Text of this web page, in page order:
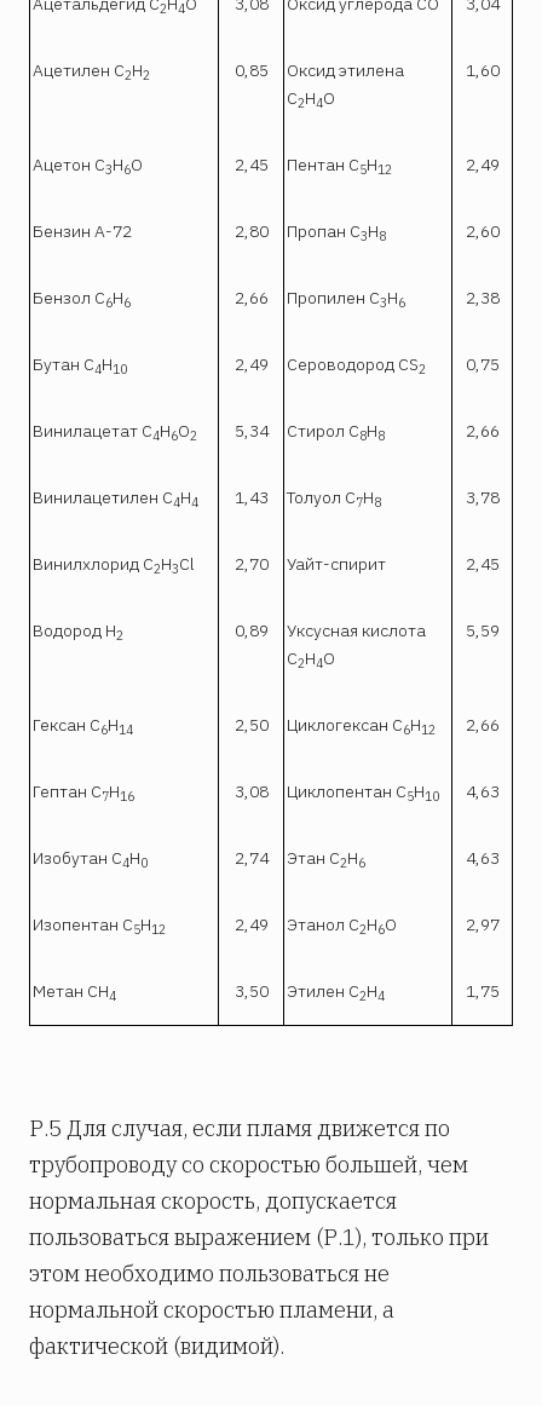
2 4
Ацетилен С2Н2 0,85
Оксид этилена
С2Н4О
1,60
Ацетон С3Н6О 2,45 Пентан С5Н12 2,49
Бензин А-72 2,80 Пропан С3Н8 2,60
Бензол C6H6 2,66 Пропилен С3Н6 2,38
Бутан С4Н10 2,49 Сероводород CS2 0,75
Винилацетат С4Н6О2 5,34 Стирол C8H8 2,66
Винилацетилен С4Н4 1,43 Толуол C7H8 3,78
Винилхлорид С2Н3Сl 2,70 Уайт-спирит 2,45
Водород Н2 0,89
Уксусная кислота
С2Н4O
5,59
Гексан C6H14 2,50 Циклогексан C6H12 2,66
Гептан С7Н16 3,08 Циклопентан С5Н10 4,63
Изобутан С4Н0 2,74 Этан С2Н6 4,63
Изопентан С5Н12 2,49 Этанол С2Н6О 2,97
Метан СН4 3,50 Этилен С2Н4 1,75
Р.5 Для случая, если пламя движется по
трубопроводу со скоростью большей, чем
нормальная скорость, допускается
пользоваться выражением (Р.1), только при
этом необходимо пользоваться не
нормальной скоростью пламени, а
фактической (видимой).